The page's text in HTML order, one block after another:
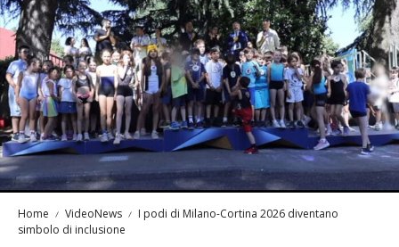
Home VideoNews
I podi di Milano-Cortina 2026 diventano
simbolo di inclusione